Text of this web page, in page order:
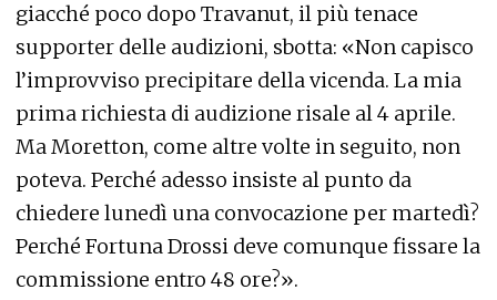
giacché poco dopo Travanut, il più tenace
supporter delle audizioni, sbotta: «Non capisco
l’improvviso precipitare della vicenda. La mia
prima richiesta di audizione risale al 4 aprile.
Ma Moretton, come altre volte in seguito, non
poteva. Perché adesso insiste al punto da
chiedere lunedì una convocazione per martedì?
Perché Fortuna Drossi deve comunque fissare la
commissione entro 48 ore?».